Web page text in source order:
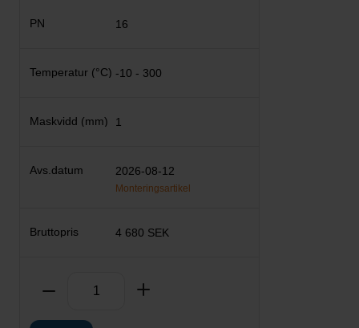
16
-10 - 300
1
2026-08-12
Monteringsartikel
4 680 SEK
Ta bort